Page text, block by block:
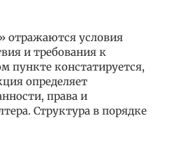
условия
и требования к
пункте констатируется,
определяет
права и
Структура в порядке